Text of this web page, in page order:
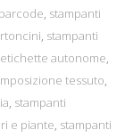
, stampanti
, stampanti
autonome,
tessuto,
, stampanti
e piante, stampanti